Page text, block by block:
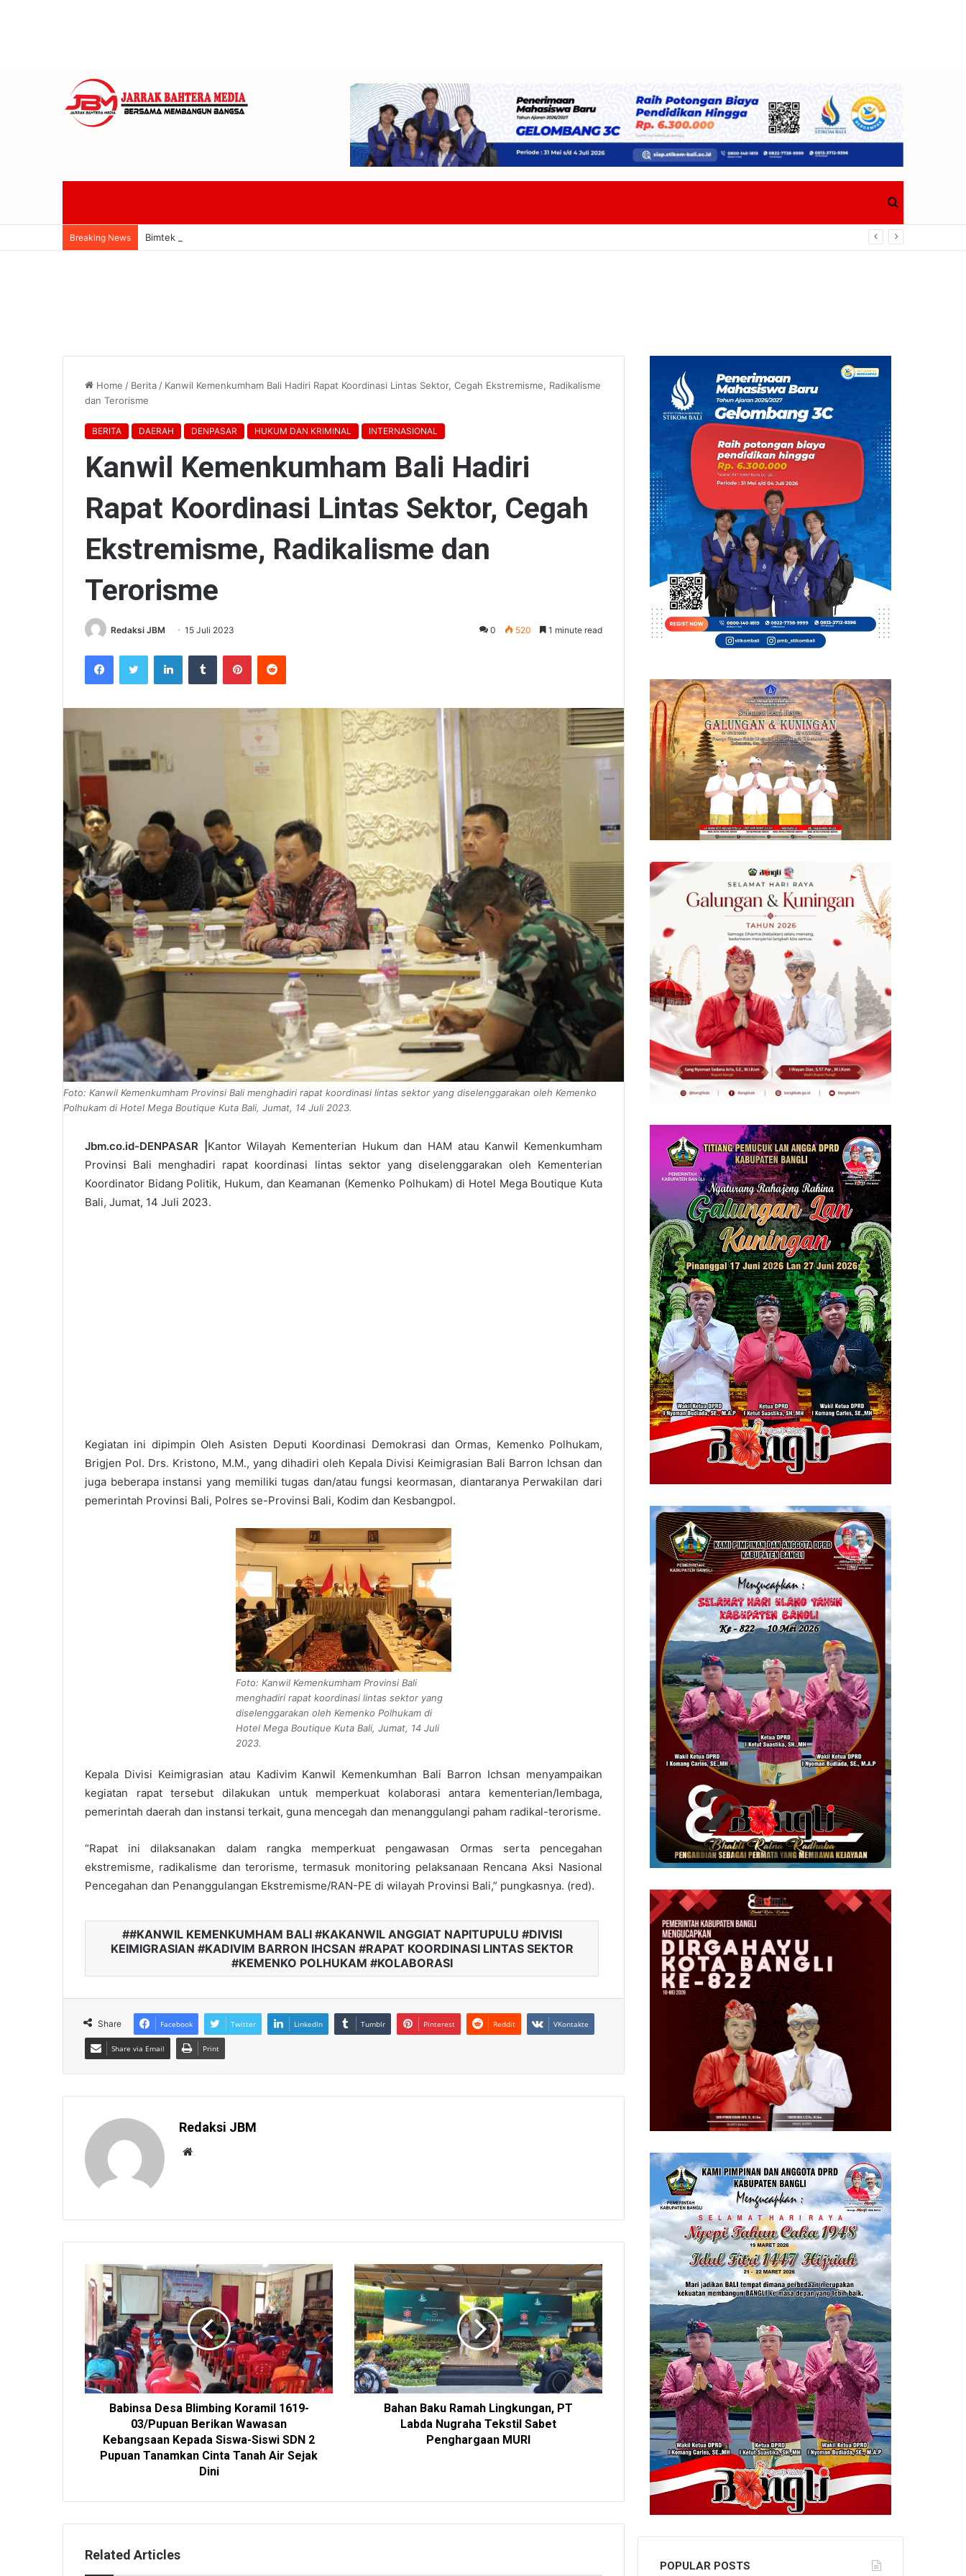
for
Breaking News Bimtek KPU Bali Perkuat Mekanisme PAW DPRD Tekankan Ketelitian Dan Kepastian Hukum
Home / Berita / Kanwil Kemenkumham Bali Hadiri Rapat Koordinasi Lintas Sektor, Cegah Ekstremisme, Radikalisme
dan Terorisme
BERITA DAERAH DENPASAR HUKUM DAN KRIMINAL INTERNASIONAL
Kanwil Kemenkumham Bali Hadiri
Rapat Koordinasi Lintas Sektor, Cegah
Ekstremisme, Radikalisme dan
Terorisme
Redaksi JBM 15 Juli 2023 0 520 1 minute read
Foto: Kanwil Kemenkumham Provinsi Bali menghadiri rapat koordinasi lintas sektor yang diselenggarakan oleh Kemenko
Polhukam di Hotel Mega Boutique Kuta Bali, Jumat, 14 Juli 2023.
Jbm.co.id-DENPASAR | Kantor Wilayah Kementerian Hukum dan HAM atau Kanwil Kemenkumham
Provinsi Bali menghadiri rapat koordinasi lintas sektor yang diselenggarakan oleh Kementerian
Koordinator Bidang Politik, Hukum, dan Keamanan (Kemenko Polhukam) di Hotel Mega Boutique Kuta
Bali, Jumat, 14 Juli 2023.
Kegiatan ini dipimpin Oleh Asisten Deputi Koordinasi Demokrasi dan Ormas, Kemenko Polhukam,
Brigjen Pol. Drs. Kristono, M.M., yang dihadiri oleh Kepala Divisi Keimigrasian Bali Barron Ichsan dan
juga beberapa instansi yang memiliki tugas dan/atau fungsi keormasan, diantaranya Perwakilan dari
pemerintah Provinsi Bali, Polres se-Provinsi Bali, Kodim dan Kesbangpol.
Foto: Kanwil Kemenkumham Provinsi Bali
menghadiri rapat koordinasi lintas sektor yang
diselenggarakan oleh Kemenko Polhukam di
Hotel Mega Boutique Kuta Bali, Jumat, 14 Juli
2023.
Kepala Divisi Keimigrasian atau Kadivim Kanwil Kemenkumhan Bali Barron Ichsan menyampaikan
kegiatan rapat tersebut dilakukan untuk memperkuat kolaborasi antara kementerian/lembaga,
pemerintah daerah dan instansi terkait, guna mencegah dan menanggulangi paham radikal-terorisme.
“Rapat ini dilaksanakan dalam rangka memperkuat pengawasan Ormas serta pencegahan
ekstremisme, radikalisme dan terorisme, termasuk monitoring pelaksanaan Rencana Aksi Nasional
Pencegahan dan Penanggulangan Ekstremisme/RAN-PE di wilayah Provinsi Bali,” pungkasnya. (red).
#KANWIL KEMENKUMHAM BALI #KAKANWIL ANGGIAT NAPITUPULU #DIVISI
KEIMIGRASIAN #KADIVIM BARRON IHCSAN #RAPAT KOORDINASI LINTAS SEKTOR
#KEMENKO POLHUKAM #KOLABORASI
Share Facebook Twitter LinkedIn Tumblr Pinterest Reddit VKontakte
Share via Email Print
Redaksi JBM
i
Babinsa Desa Blimbing Koramil 1619-
03/Pupuan Berikan Wawasan
Kebangsaan Kepada Siswa-Siswi SDN 2
Pupuan Tanamkan Cinta Tanah Air Sejak
Dini
Bahan Baku Ramah Lingkungan, PT
Labda Nugraha Tekstil Sabet
Penghargaan MURI
Related Articles
POPULAR POSTS